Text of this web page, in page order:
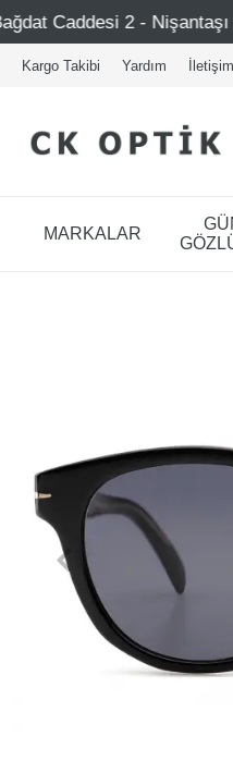
– Etiler – Ataşehir
Kargo Takibi Yardım İletişim
MARKALAR